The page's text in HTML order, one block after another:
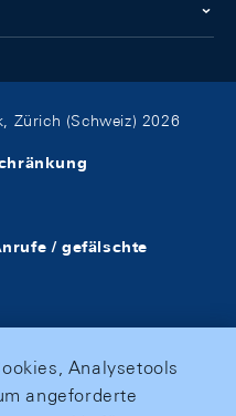
Zürich (Schweiz) 2026
/ gefälschte
Analysetools
angeforderte